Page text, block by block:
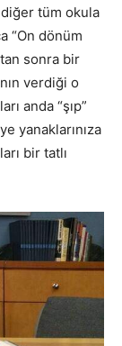
tüm okula
“On dönüm
sonra bir
verdiği o
anda “şıp”
yanaklarınıza
bir tatlı